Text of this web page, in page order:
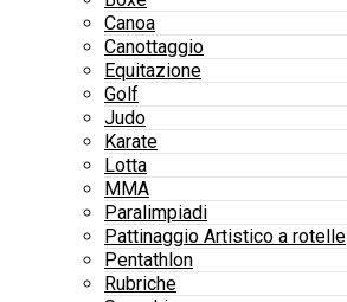
Canoa
Canottaggio
Equitazione
Golf
Judo
Karate
Lotta
MMA
Paralimpiadi
Pattinaggio Artistico a rotelle
Pentathlon
Rubriche